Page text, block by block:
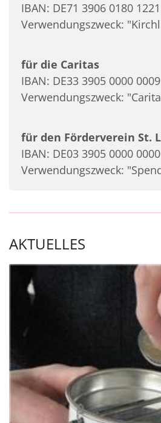
IBAN: DE71 3906 0180
Verwendungszweck:
für die Caritas
IBAN: DE33 3905 0000
Verwendungszweck:
für den Förderverein St.
IBAN: DE03 3905 0000
Verwendungszweck:
AKTUELLES